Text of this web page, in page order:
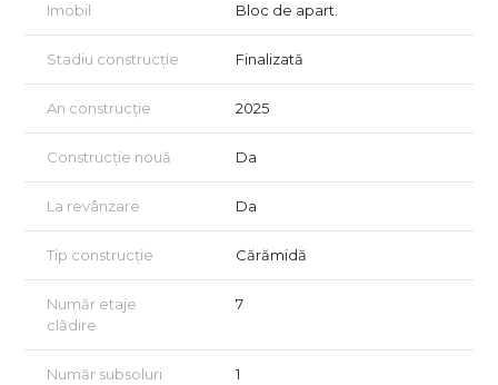
Imobil Bloc de apart.
Stadiu construcție Finalizată
An construcție 2025
Construcție nouă Da
La revânzare Da
Tip construcție Cărămidă
Număr etaje
clădire
7
Număr subsoluri 1